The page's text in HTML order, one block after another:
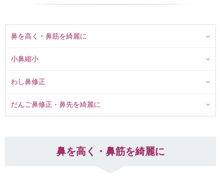
鼻を高く・鼻筋を綺麗に
小鼻縮小
わし鼻修正
だんご鼻修正・鼻先を綺麗に
鼻を高く・鼻筋を綺麗に